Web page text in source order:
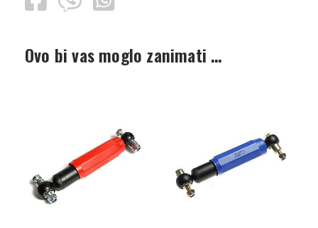
Ovo bi vas moglo zanimati …